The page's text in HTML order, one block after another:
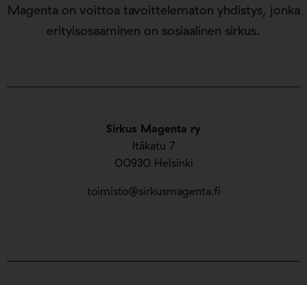
Sirkus Magenta ry
Itäkatu 7
00930 Helsinki
toimisto@sirkusmagenta.fi
Magenta on voittoa tavoittelematon yhdistys, jonka
erityisosaaminen on sosiaalinen sirkus.